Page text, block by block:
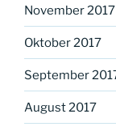
November 2017
Oktober 2017
September
August 2017